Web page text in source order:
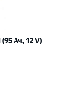
Ач, 12 V)